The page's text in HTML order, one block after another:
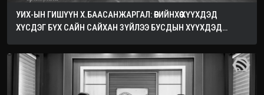
УИХ-ЫН ГИШҮҮН Х.БААСАНЖАРГАЛ: ӨӨРИЙНХӨӨ ХҮҮХДЭД
ХҮСДЭГ БҮХ САЙН САЙХАН ЗҮЙЛЭЭ БУСДЫН ХҮҮХДЭД